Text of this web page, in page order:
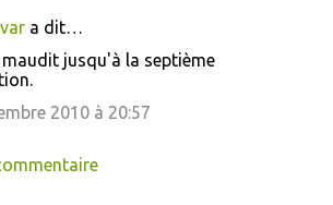
a dit…
maudit jusqu'à la septième
2010 à 20:57